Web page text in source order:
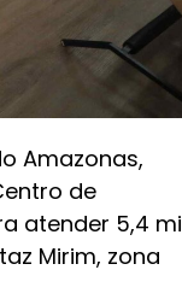
Amazonas,
de
atender 5,4
Mirim, zona